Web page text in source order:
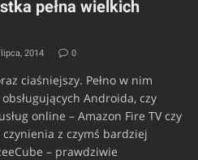
pełna wielkich
2014 0
ciaśniejszy. Pełno w nim
Androida, czy
online – Amazon Fire TV czy
z czymś bardziej
– prawdziwie